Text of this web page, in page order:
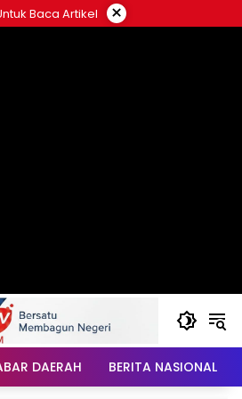
Baca Artikel ×
DAERAH BERITA NASIONAL